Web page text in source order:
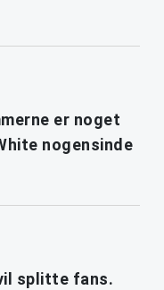
er noget
nogensinde
splitte fans.